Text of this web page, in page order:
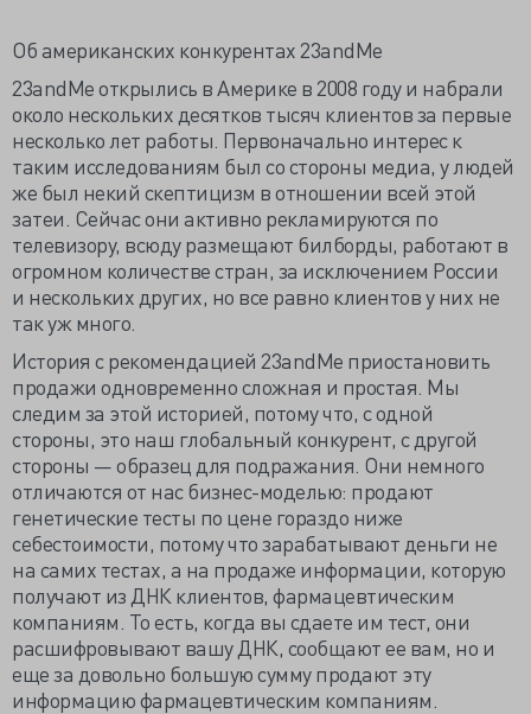
Об американских конкурентах 23andMe
23andMe открылись в Америке в 2008 году и набрали
около нескольких десятков тысяч клиентов за первые
несколько лет работы. Первоначально интерес к
таким исследованиям был со стороны медиа, у людей
же был некий скептицизм в отношении всей этой
затеи. Сейчас они активно рекламируются по
телевизору, всюду размещают билборды, работают в
огромном количестве стран, за исключением России
и нескольких других, но все равно клиентов у них не
так уж много.
История с рекомендацией 23andMe приостановить
продажи одновременно сложная и простая. Мы
следим за этой историей, потому что, с одной
стороны, это наш глобальный конкурент, с другой
стороны — образец для подражания. Они немного
отличаются от нас бизнес-моделью: продают
генетические тесты по цене гораздо ниже
себестоимости, потому что зарабатывают деньги не
на самих тестах, а на продаже информации, которую
получают из ДНК клиентов, фармацевтическим
компаниям. То есть, когда вы сдаете им тест, они
расшифровывают вашу ДНК, сообщают ее вам, но и
еще за довольно большую сумму продают эту
информацию фармацевтическим компаниям.